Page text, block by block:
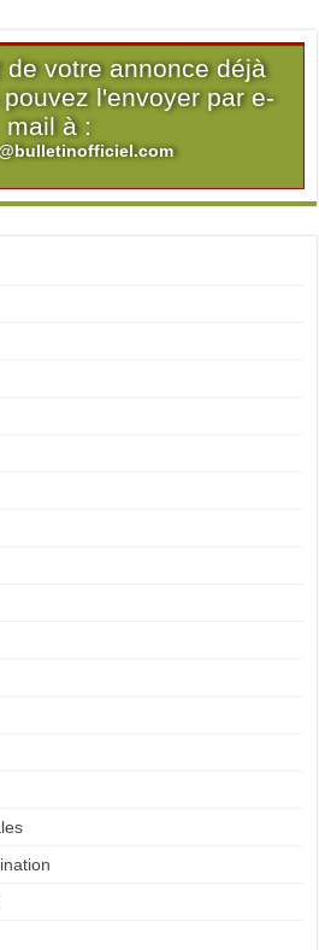
de votre annonce déjà
l'envoyer par e-
mail à :